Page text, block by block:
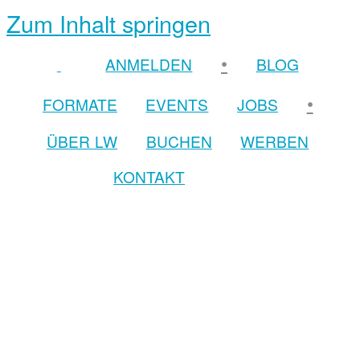
Zum Inhalt springen
ANMELDEN •
BLOG
FORMATE
EVENTS JOBS •
ÜBER LW BUCHEN
WERBEN
KONTAKT